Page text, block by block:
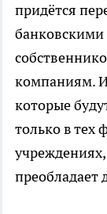
придётся
банковскими
компаниям.
которые
только в тех
преобладает